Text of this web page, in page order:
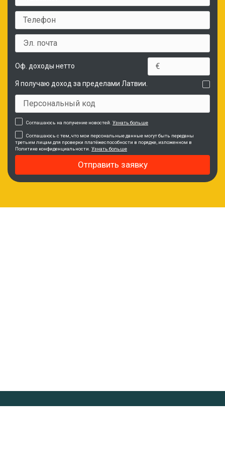
Оф. доходы нетто
Я получаю доход за пределами Латвии.
Соглашаюсь на получение новостей. Узнать больше
Соглашаюсь с тем, что мои персональные данные могут быть переданы
третьим лицам для проверки платёжеспособности в порядке, изложенном в
Политике конфиденциальности. Узнать больше
Отправить заявку